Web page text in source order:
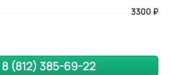
3300 ₽
8 (812) 385-69-22